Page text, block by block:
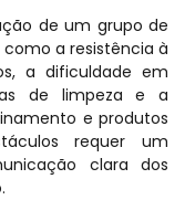
de um grupo de
a resistência à
a dificuldade em
de limpeza e a
e produtos
requer um
clara dos